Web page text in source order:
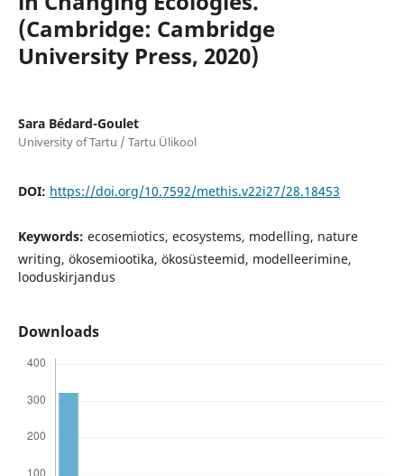
(Cambridge: Cambridge
University Press, 2020)
Sara Bédard-Goulet
University of Tartu / Tartu Ülikool
DOI: https://doi.org/10.7592/methis.v22i27/28.18453
Keywords: ecosemiotics, ecosystems, modelling, nature
writing, ökosemiootika, ökosüsteemid, modelleerimine,
looduskirjandus
Downloads